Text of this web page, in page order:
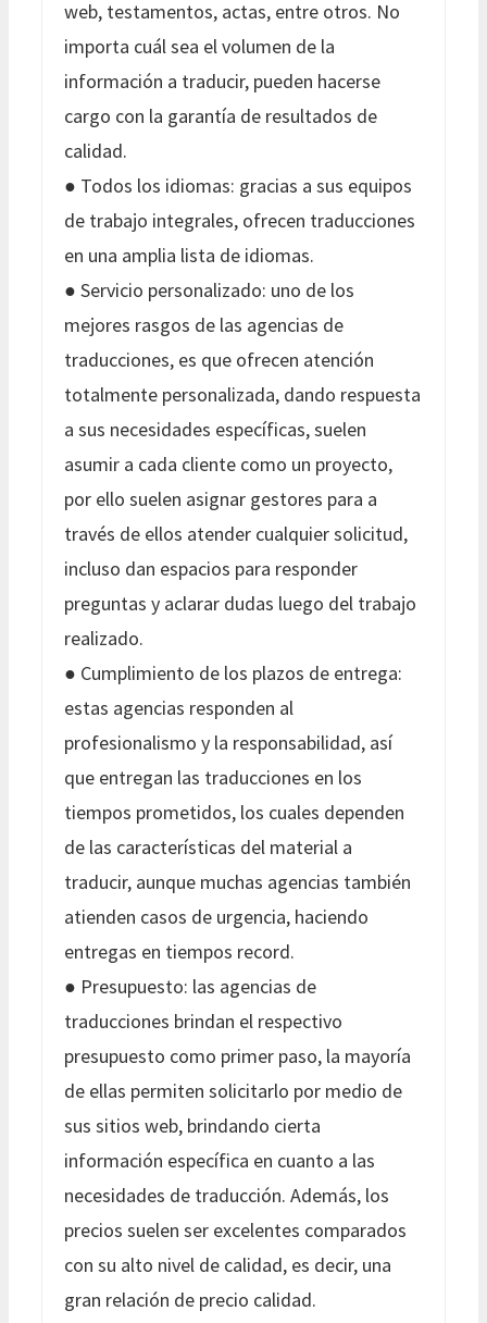
web, testamentos, actas, entre otros. No
importa cuál sea el volumen de la
información a traducir, pueden hacerse
cargo con la garantía de resultados de
calidad.
● Todos los idiomas: gracias a sus equipos
de trabajo integrales, ofrecen traducciones
en una amplia lista de idiomas.
● Servicio personalizado: uno de los
mejores rasgos de las agencias de
traducciones, es que ofrecen atención
totalmente personalizada, dando respuesta
a sus necesidades específicas, suelen
asumir a cada cliente como un proyecto,
por ello suelen asignar gestores para a
través de ellos atender cualquier solicitud,
incluso dan espacios para responder
preguntas y aclarar dudas luego del trabajo
realizado.
● Cumplimiento de los plazos de entrega:
estas agencias responden al
profesionalismo y la responsabilidad, así
que entregan las traducciones en los
tiempos prometidos, los cuales dependen
de las características del material a
traducir, aunque muchas agencias también
atienden casos de urgencia, haciendo
entregas en tiempos record.
● Presupuesto: las agencias de
traducciones brindan el respectivo
presupuesto como primer paso, la mayoría
de ellas permiten solicitarlo por medio de
sus sitios web, brindando cierta
información específica en cuanto a las
necesidades de traducción. Además, los
precios suelen ser excelentes comparados
con su alto nivel de calidad, es decir, una
gran relación de precio calidad.